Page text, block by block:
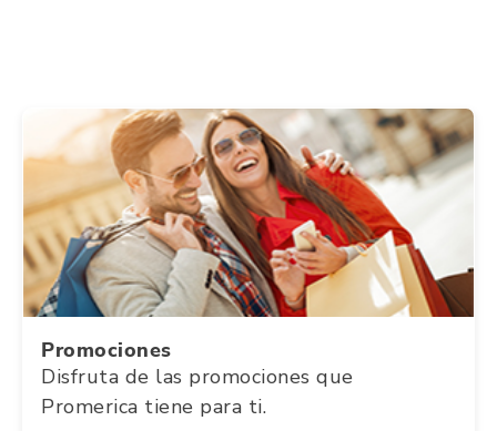
Promociones
Disfruta de las promociones que
Promerica tiene para ti.